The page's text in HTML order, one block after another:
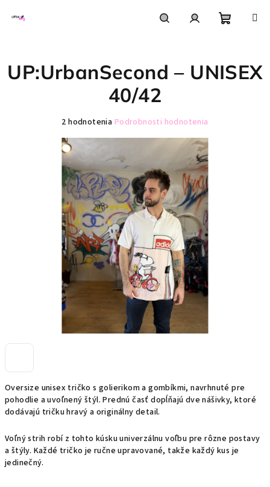
košík
Oversize unisex tričko s golierikom a gombíkmi, navrhnuté pre
pohodlie a uvoľnený štýl. Prednú časť dopĺňajú dve nášivky, ktoré
dodávajú tričku hravý a originálny detail.
Voľný strih robí z tohto kúsku univerzálnu voľbu pre rôzne postavy
a štýly. Každé tričko je ručne upravované, takže každý kus je
jedinečný.
UP:UrbanSecond – UNISEX
40/42
Priemerné
produktu
je
5,0
z
hviezdičiek.
2 hodnotenia Podrobnosti hodnotenia